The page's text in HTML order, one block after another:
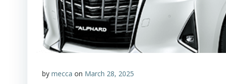
by mecca on March 28, 2025